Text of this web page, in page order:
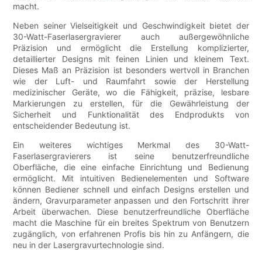
macht.
Neben seiner Vielseitigkeit und Geschwindigkeit bietet der
30-Watt-Faserlasergravierer auch außergewöhnliche
Präzision und ermöglicht die Erstellung komplizierter,
detaillierter Designs mit feinen Linien und kleinem Text.
Dieses Maß an Präzision ist besonders wertvoll in Branchen
wie der Luft- und Raumfahrt sowie der Herstellung
medizinischer Geräte, wo die Fähigkeit, präzise, ​​lesbare
Markierungen zu erstellen, für die Gewährleistung der
Sicherheit und Funktionalität des Endprodukts von
entscheidender Bedeutung ist.
Ein weiteres wichtiges Merkmal des 30-Watt-
Faserlasergravierers ist seine benutzerfreundliche
Oberfläche, die eine einfache Einrichtung und Bedienung
ermöglicht. Mit intuitiven Bedienelementen und Software
können Bediener schnell und einfach Designs erstellen und
ändern, Gravurparameter anpassen und den Fortschritt ihrer
Arbeit überwachen. Diese benutzerfreundliche Oberfläche
macht die Maschine für ein breites Spektrum von Benutzern
zugänglich, von erfahrenen Profis bis hin zu Anfängern, die
neu in der Lasergravurtechnologie sind.